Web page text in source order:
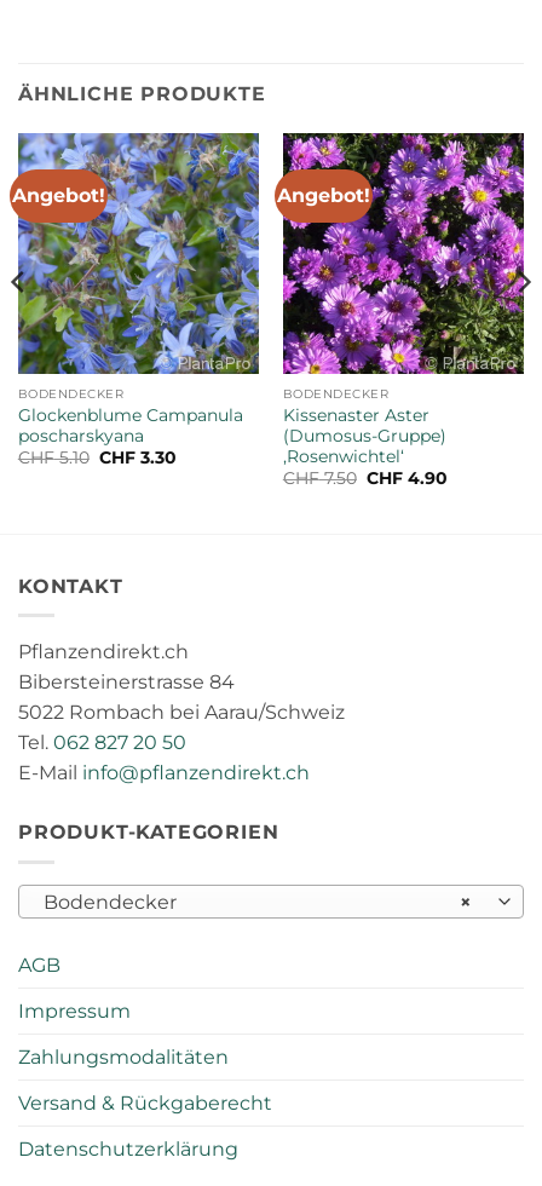
ÄHNLICHE PRODUKTE
Angebot!
BODENDECKER
Glockenblume Campanula
poscharskyana
CHF5.10 Ursprünglicher
CHF3.30Aktueller
Angebot!
BODENDECKER
Kissenaster Aster
(Dumosus-Gruppe)
‚Rosenwichtel‘
CHF7.50 Ursprünglicher
CHF4.90Aktueller
KONTAKT
Pflanzendirekt.ch
Bibersteinerstrasse 84
5022 Rombach bei Aarau/Schweiz
Tel. 062 827 20 50
E-Mail info@pflanzendirekt.ch
PRODUKT-KATEGORIEN
×
Bodendecker
AGB
Impressum
Zahlungsmodalitäten
Versand & Rückgaberecht
Datenschutzerklärung